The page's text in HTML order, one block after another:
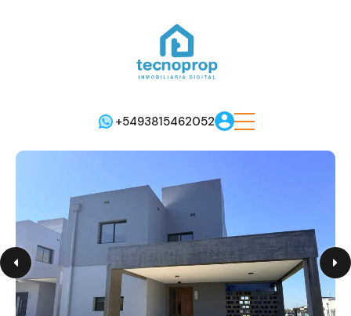
+5493815462052